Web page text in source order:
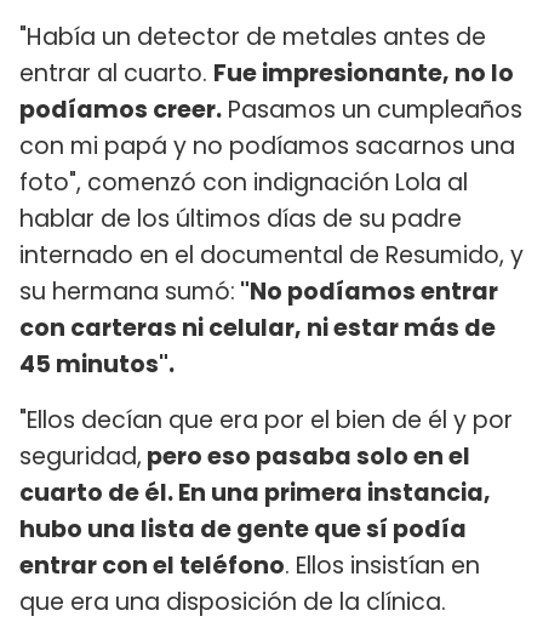
"Había un detector de metales antes de
entrar al cuarto. Fue impresionante, no lo
podíamos creer. Pasamos un cumpleaños
con mi papá y no podíamos sacarnos una
foto", comenzó con indignación Lola al
hablar de los últimos días de su padre
internado en el documental de Resumido, y
su hermana sumó: "No podíamos entrar
con carteras ni celular, ni estar más de
45 minutos".
"Ellos decían que era por el bien de él y por
seguridad, pero eso pasaba solo en el
cuarto de él. En una primera instancia,
hubo una lista de gente que sí podía
entrar con el teléfono. Ellos insistían en
que era una disposición de la clínica.